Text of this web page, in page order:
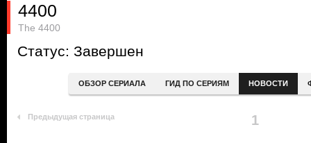
4400
The 4400
Статус: Завершен
ОБЗОР СЕРИАЛА ГИД ПО СЕРИЯМ НОВОСТИ
Предыдущая страница 1